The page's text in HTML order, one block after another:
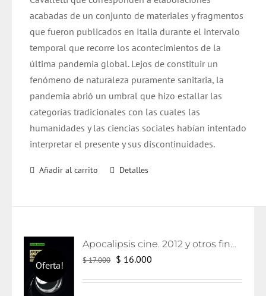
$ 17.000.$ 16.000.
acabadas de un conjunto de materiales y fragmentos
que fueron publicados en Italia durante el intervalo
temporal que recorre los acontecimientos de la
última pandemia global. Lejos de constituir un
fenómeno de naturaleza puramente sanitaria, la
pandemia abrió un umbral que hizo estallar las
categorías tradicionales con las cuales las
humanidades y las ciencias sociales habían intentado
interpretar el presente y sus discontinuidades.
Añadir al carrito Detalles
Oferta!
Apocalipsis cine. 2012 y otros fines de mundo
$17.000 El
$ 16.000